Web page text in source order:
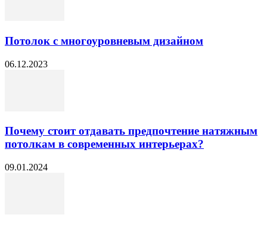
Потолок с многоуровневым дизайном
06.12.2023
Почему стоит отдавать предпочтение натяжным
потолкам в современных интерьерах?
09.01.2024